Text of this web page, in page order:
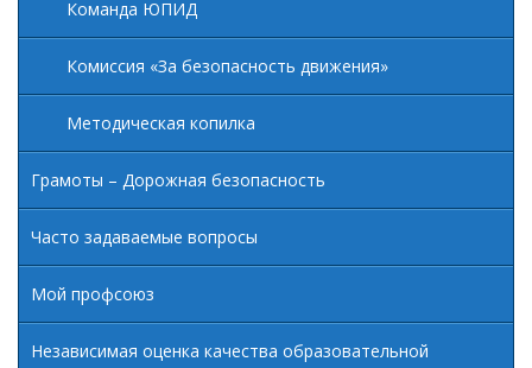
Команда ЮПИД
Комиссия «За безопасность движения»
Методическая копилка
Грамоты – Дорожная безопасность
Часто задаваемые вопросы
Мой профсоюз
Независимая оценка качества образовательной